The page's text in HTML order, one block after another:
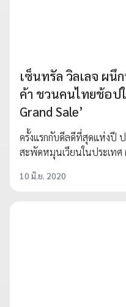
เซ็นทรัล วิลเลจ ผนึ
ค้า ชวนคนไทยช้อป
Grand Sale’
ครั้งแรกกับดีลดีที่สุดแห่งปี
สะพัดหมุนเวียนในประเทศ
10 มิ.ย. 2020